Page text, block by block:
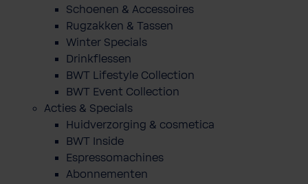
Schoenen & Accessoires
Rugzakken & Tassen
Winter Specials
Drinkflessen
BWT Lifestyle Collection
BWT Event Collection
Acties & Specials
Huidverzorging & cosmetica
BWT Inside
Espressomachines
Abonnementen